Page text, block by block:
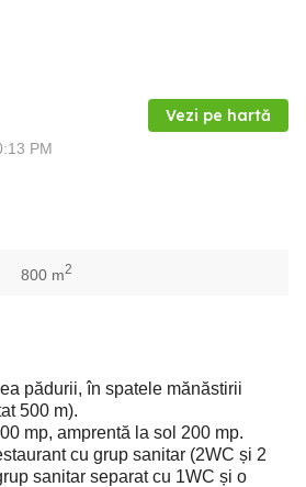
Vezi pe hartă
PM
800 m2
pădurii, în spatele mănăstirii
500 m).
mp, amprentă la sol 200 mp.
cu grup sanitar (2WC și 2
sanitar separat cu 1WC și o